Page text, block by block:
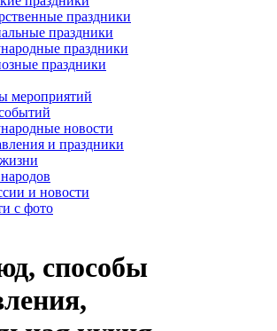
праздники
праздники
праздники
праздники
мероприятий
новости
и праздники
и новости
с фото
способы